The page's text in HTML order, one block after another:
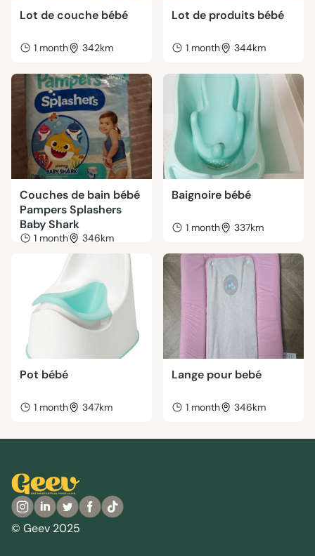
Lot de couche bébé
1 month 342km
Lot de produits bébé
1 month 344km
Couches de bain bébé
Pampers Splashers
Baby Shark
1 month 346km
Baignoire bébé
1 month 337km
Pot bébé
1 month 347km
Lange pour bebé
1 month 346km
© Geev 2025